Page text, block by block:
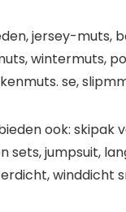
jersey-muts,
wintermuts,
se,
ook: skipak
sets, jumpsuit,
winddicht